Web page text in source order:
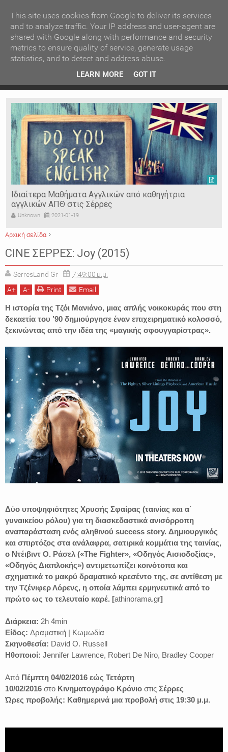
Ιερόσυλοι έκλεψαν τάματα από Ιερό Ναό στις Σέρρες
Ιδιαίτερα Μαθήματα Αγγλικών από καθηγήτρια
αγγλικών ΑΠΘ στις Σέρρες
Unknown 2021-01-19
Αρχική σελίδα
Bradley Cooper
CINE ΣΕΡΡΕΣ David O. Russell
CINE ΣΕΡΡΕΣ: Joy (2015)
SerresLand Gr
7:49:00 μ.μ.
A+ A- Print Email
Η ιστορία της Τζόι Μανιάνο, μιας απλής νοικοκυράς που στη
δεκαετία του ’90 δημιούργησε έναν επιχειρηματικό κολοσσό,
ξεκινώντας από την ιδέα της «μαγικής σφουγγαρίστρας».
Δύο υποψηφιότητες Χρυσής Σφαίρας (ταινίας και α΄
γυναικείου ρόλου) για τη διασκεδαστικά ανισόρροπη
αναπαράσταση ενός αληθινού success story. Δημιουργικός
και σπιρτόζος στα ανάλαφρα, σατιρικά κομμάτια της ταινίας,
ο Ντέιβιντ Ο. Ράσελ («The Fighter», «Οδηγός Αισιοδοξίας»,
«Οδηγός Διαπλοκής») αντιμετωπίζει κοινότοπα και
σχηματικά το μακρύ δραματικό κρεσέντο της, σε αντίθεση με
την Τζένιφερ Λόρενς, η οποία λάμπει ερμηνευτικά από το
πρώτο ως το τελευταίο καρέ. [athinorama.gr]
Διάρκεια: 2h 4min
Είδος: Δραματική | Κωμωδία
Σκηνοθεσία: David O. Russell
Ηθοποιοί: Jennifer Lawrence, Robert De Niro, Bradley Cooper
Από Πέμπτη 04/02/2016 εώς Τετάρτη
10/02/2016 στο Κινηματογράφο Κρόνιο στις Σέρρες
Ώρες προβολής: Καθημερινά μια προβολή στις 19:30 μ.μ.
ΚΕΝΤΡΙΚΗ ΑΝΑ ΚΑΤΗΓΟΡΙΑ
ΕΙΔΗΣΕΙΣ ΑΝΑ ΠΕΡΙΟΧΗ
ΠΡΟΣΦΑΤΑ ΝΕΑ
Ν. ΣΕΡΡΩΝ Η ΓΗ ΜΑΣ
ΤΥΧΑΙΕΣ ΑΝΑΡΤΗΣΕΙΣ/ΑΡΘΡΑ
Serres Racing Circuit
Panserraikos FC
Ikaroi B.C.
This site uses cookies from Google to deliver its services
and to analyze traffic. Your IP address and user-agent are
shared with Google along with performance and security
metrics to ensure quality of service, generate usage
statistics, and to detect and address abuse.
LEARN MORE GOT IT